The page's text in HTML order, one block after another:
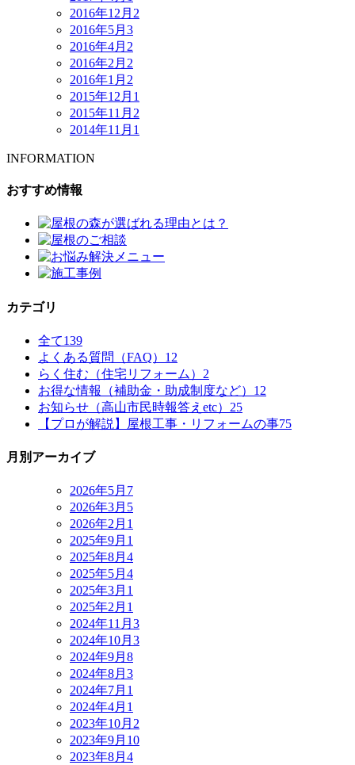
2016年12月 2
2016年5月 3
2016年4月 2
2016年2月 2
2016年1月 2
2015年12月 1
2015年11月 2
2014年11月 1
INFORMATION
おすすめ情報
カテゴリ
全て139
よくある質問（FAQ） 12
らく住む（住宅リフォーム） 2
お得な情報（補助金・助成制度など） 12
お知らせ（高山市民時報答えetc） 25
【プロが解説】屋根工事・リフォームの事75
月別アーカイブ
2026年5月 7
2026年3月 5
2026年2月 1
2025年9月 1
2025年8月 4
2025年5月 4
2025年3月 1
2025年2月 1
2024年11月 3
2024年10月 3
2024年9月 8
2024年8月 3
2024年7月 1
2024年4月 1
2023年10月 2
2023年9月 10
2023年8月 4